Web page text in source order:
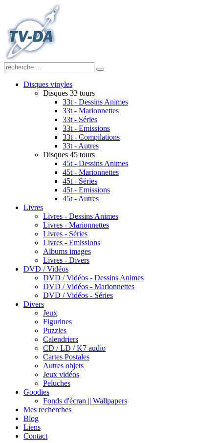
Disques vinyles
Disques 33 tours
33t - Dessins Animes
33t - Marionnettes
33t - Séries
33t - Emissions
33t - Compilations
33t - Autres
Disques 45 tours
45t - Dessins Animes
45t - Marionnettes
45t - Séries
45t - Emissions
45t - Autres
Livres
Livres - Dessins Animes
Livres - Marionnettes
Livres - Séries
Livres - Emissions
Albums images
Livres - Divers
DVD / Vidéos
DVD / Vidéos - Dessins Animes
DVD / Vidéos - Marionnettes
DVD / Vidéos - Séries
Divers
Jeux
Figurines
Puzzles
Calendriers
CD / LD / K7 audio
Cartes Postales
Autres objets
Jeux vidéos
Peluches
Goodies
Fonds d'écran || Wallpapers
Mes recherches
Blog
Liens
Contact